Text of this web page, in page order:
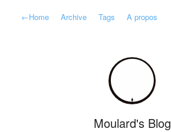
←Home Archive Tags A propos
Moulard's Blog